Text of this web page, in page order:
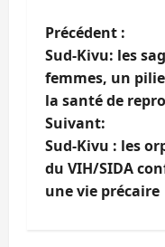
N
a
v
i
g
Précédent :
Sud-Kivu: les
femmes, un
la santé de
Suivant:
Sud-Kivu : les
du VIH/SIDA
une vie précaire